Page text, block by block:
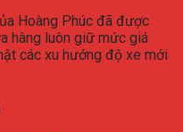
Hoàng Phúc đã được
hàng luôn giữ mức giá
các xu hướng độ xe mới